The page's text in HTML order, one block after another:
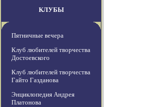
КЛУБЫ
Пятничные вечера
Клуб любителей творчества
Достоевского
Клуб любителей творчества
Гайто Газданова
Энциклопедия Андрея
Платонова